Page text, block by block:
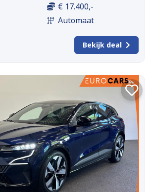
€ 17.400,-
Automaat
Bekijk deal